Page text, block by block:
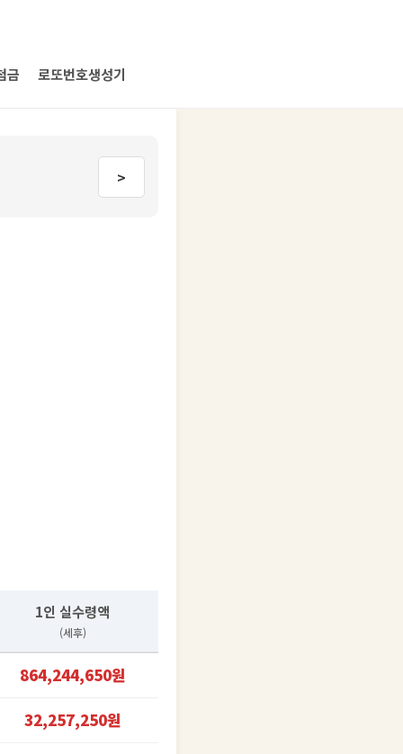
금 로또번호생성기
>
1인 실수령액
(세후)
864,244,650원
32,257,250원